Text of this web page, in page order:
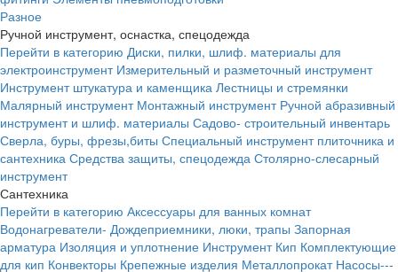
Разное
Ручной инструмент, оснастка, спецодежда
Перейти в категорию Диски, пилки, шлиф. материалы для
электроинструмент Измерительный и разметочный инструмент
Инструмент штукатура и каменщика Лестницы и стремянки
Малярный инструмент Монтажный инструмент Ручной абразивный
инструмент и шлиф. материалы Садово- строительный инвентарь
Сверла, буры, фрезы,биты Специальный инструмент плиточника и
сантехника Средства защиты, спецодежда Столярно-слесарный
инструмент
Сантехника
Перейти в категорию Аксессуары для ванных комнат
Водонагреватели- Дождеприемники, люки, трапы Запорная
арматура Изоляция и уплотнение Инструмент Кип Комплектующие
для кип Конвекторы Крепежные изделия Металлопрокат Насосы---